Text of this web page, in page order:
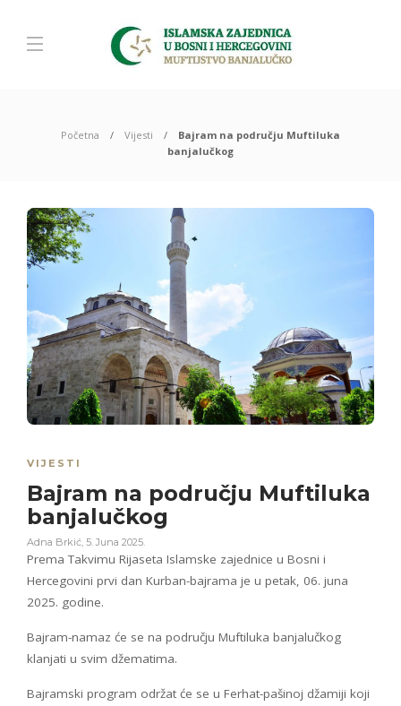
Početna Vijesti
Bajram na području Muftiluka
banjalučkog
VIJESTI
Bajram na području Muftiluka
banjalučkog
Adna Brkić, 5. Juna 2025.
Prema Takvimu Rijaseta Islamske zajednice u Bosni i
Hercegovini prvi dan Kurban-bajrama je u petak, 06. juna
2025. godine.
Bajram-namaz će se na području Muftiluka banjalučkog
klanjati u svim džematima.
Bajramski program održat će se u Ferhat-pašinoj džamiji koji